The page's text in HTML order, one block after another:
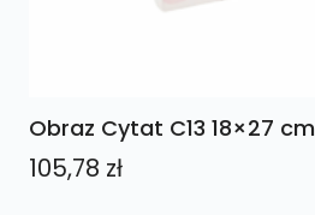
Obraz Cytat C13 18×27 cm
105,78 zł